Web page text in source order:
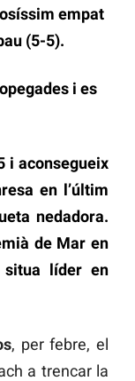
empat
(5-5).
i es
i aconsegueix
en l’últim
nedadora.
de Mar en
líder en
, per febre, el
a trencar la